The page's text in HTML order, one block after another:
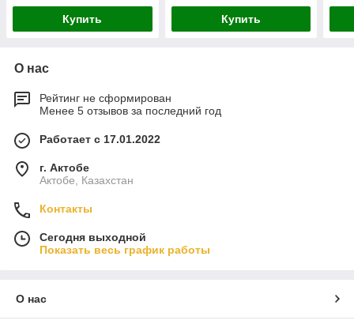
Купить Купить
О нас
Рейтинг не сформирован
Менее 5 отзывов за последний год
Работает с 17.01.2022
г. Актобе
Актобе, Казахстан
Контакты
Сегодня выходной
Показать весь график работы
О нас